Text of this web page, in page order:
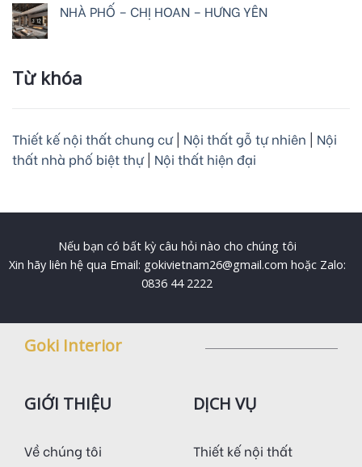
NHÀ PHỐ – CHỊ HOAN – HƯNG YÊN
Từ khóa
Thiết kế nội thất chung cư| Nội thất gỗ tự nhiên | Nội
thất nhà phố biệt thự| Nội thất hiện đại
Nếu bạn có bất kỳ câu hỏi nào cho chúng tôi
Xin hãy liên hệ qua Email: gokivietnam26@gmail.com hoặc Zalo:
0836 44 2222
Goki Interior
GIỚI THIỆU
Về chúng tôi
DỊCH VỤ
Thiết kế nội thất